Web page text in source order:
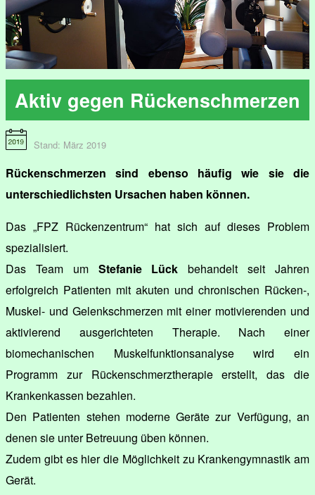
Aktiv gegen Rückenschmerzen
Stand: März 2019
Rückenschmerzen sind ebenso häufig wie sie die
unterschiedlichsten Ursachen haben können.
Das „FPZ Rückenzentrum“ hat sich auf dieses Problem
spezialisiert.
Das Team um Stefanie Lück behandelt seit Jahren
erfolgreich Patienten mit akuten und chronischen Rücken-,
Muskel- und Gelenkschmerzen mit einer motivierenden und
aktivierend ausgerichteten Therapie. Nach einer
biomechanischen Muskelfunktionsanalyse wird ein
Programm zur Rückenschmerztherapie erstellt, das die
Krankenkassen bezahlen.
Den Patienten stehen moderne Geräte zur Verfügung, an
denen sie unter Betreuung üben können.
Zudem gibt es hier die Möglichkeit zu Krankengymnastik am
Gerät.